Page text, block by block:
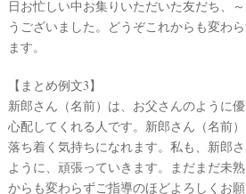
日お忙しい中お集りいただいた友だち、
うございました。どうぞこれからも変わ
ます。
【まとめ例文3】
新郎さん（名前）は、お父さんのように
心配してくれる人です。新郎さん（名前
落ち着く気持ちになれます。私も、新郎
ように、頑張っていきます。まだまだ未
からも変わらずご指導のほどよろしくお願